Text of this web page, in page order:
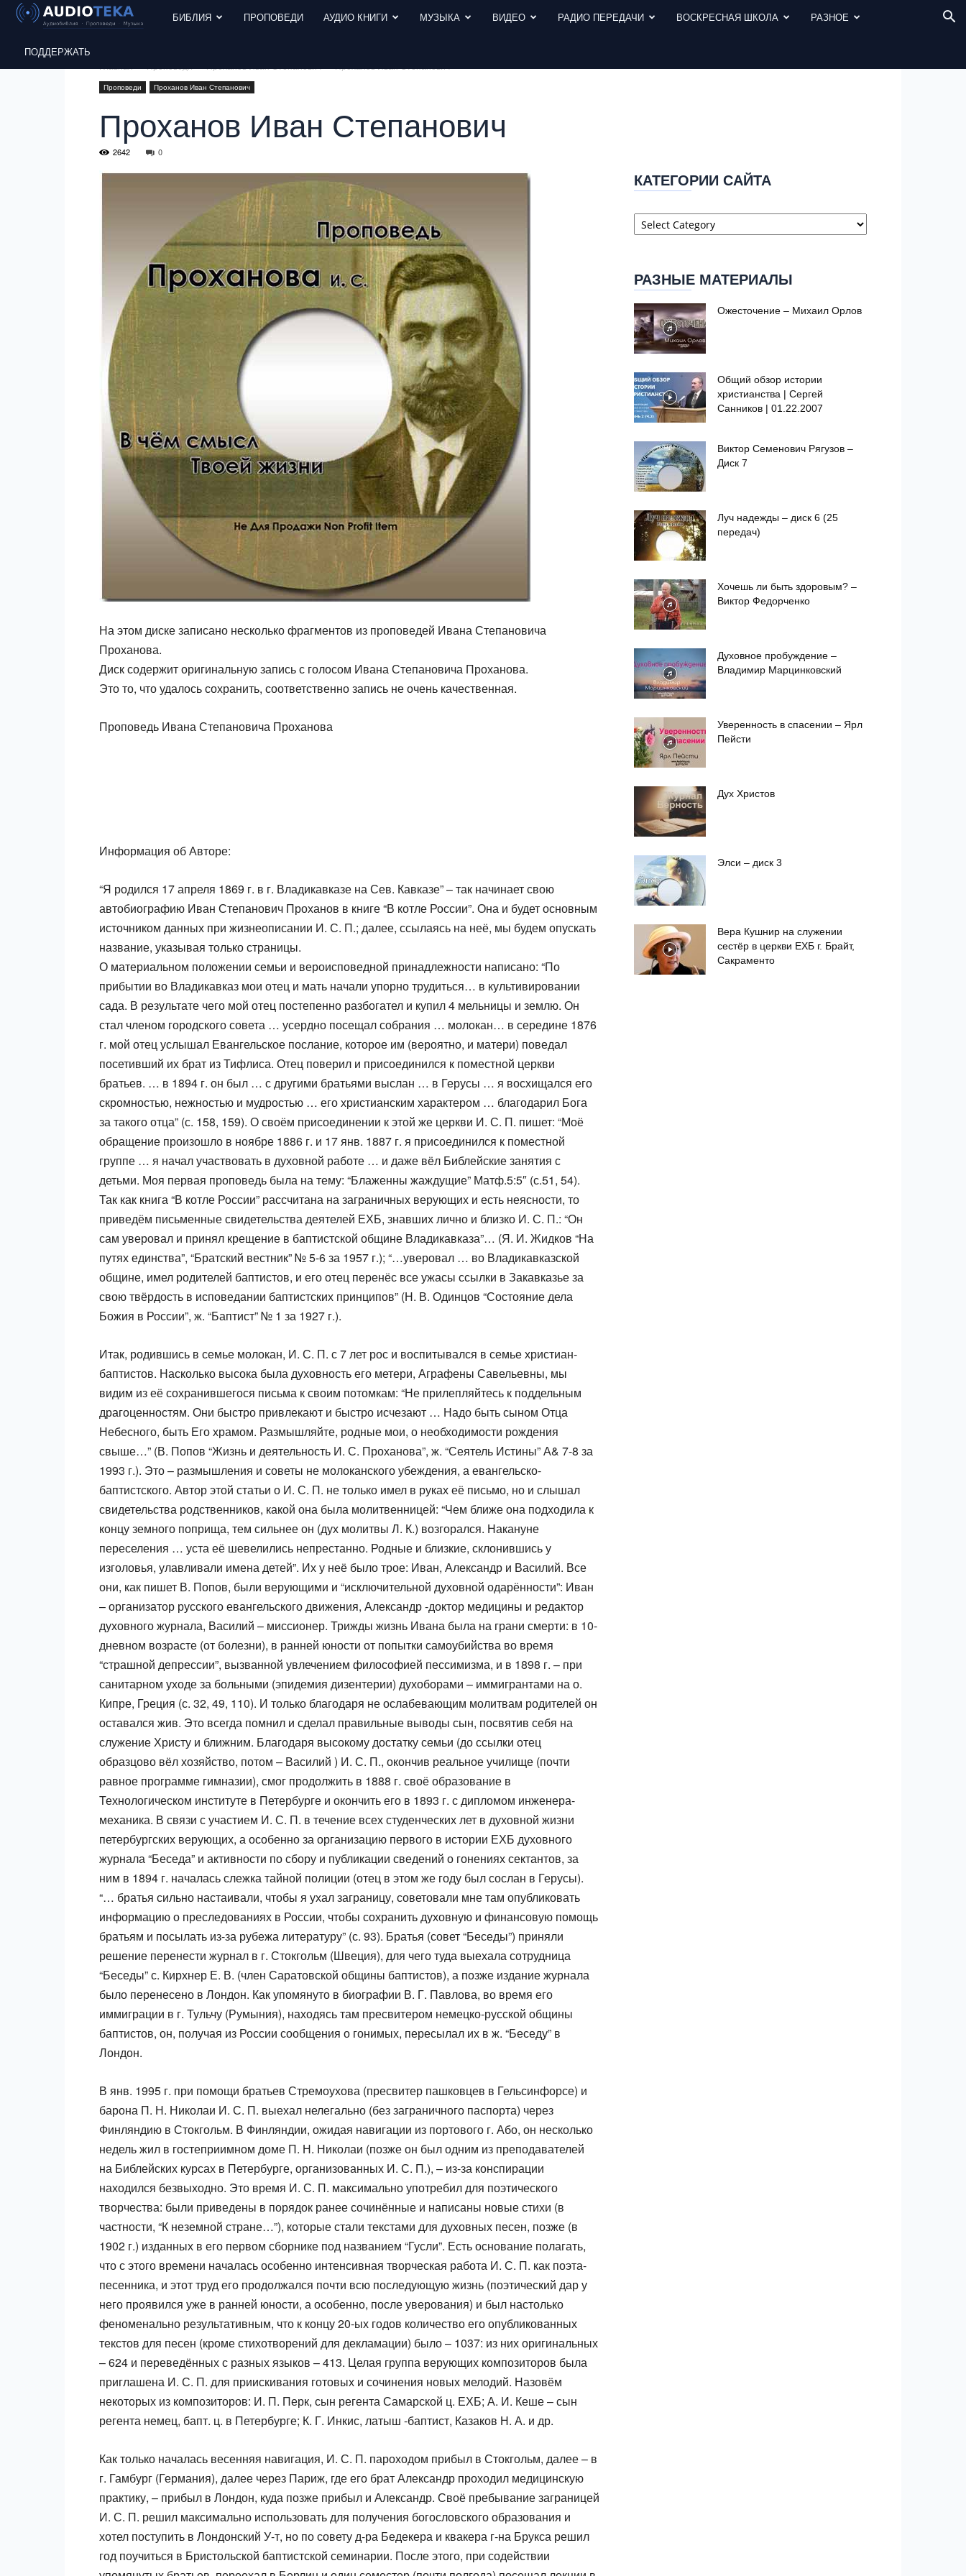
БИБЛИЯ ПРОПОВЕДИ АУДИО КНИГИ МУЗЫКА ВИДЕО РАДИО ПЕРЕДАЧИ ВОСКРЕСНАЯ ШКОЛА РАЗНОЕ
ПОДДЕРЖАТЬ
Проповеди Проханов Иван Степанович
Проханов Иван Степанович
2642 0
На этом диске записано несколько фрагментов из проповедей Ивана Степановича
Проханова.
Диск содержит оригинальную запись с голосом Ивана Степановича Проханова.
Это то, что удалось сохранить, соответственно запись не очень качественная.
Проповедь Ивана Степановича Проханова
Информация об Авторе:
“Я родился 17 апреля 1869 г. в г. Владикавказе на Сев. Кавказе” – так начинает свою
автобиографию Иван Степанович Проханов в книге “В котле России”. Она и будет основным
источником данных при жизнеописании И. С. П.; далее, ссылаясь на неё, мы будем опускать
название, указывая только страницы.
О материальном положении семьи и вероисповедной принадлежности написано: “По
прибытии во Владикавказ мои отец и мать начали упорно трудиться… в культивировании
сада. В результате чего мой отец постепенно разбогател и купил 4 мельницы и землю. Он
стал членом городского совета … усердно посещал собрания … молокан… в середине 1876
г. мой отец услышал Евангельское послание, которое им (вероятно, и матери) поведал
посетивший их брат из Тифлиса. Отец поверил и присоединился к поместной церкви
братьев. … в 1894 г. он был … с другими братьями выслан … в Герусы … я восхищался его
скромностью, нежностью и мудростью … его христианским характером … благодарил Бога
за такого отца” (с. 158, 159). О своём присоединении к этой же церкви И. С. П. пишет: “Моё
обращение произошло в ноябре 1886 г. и 17 янв. 1887 г. я присоединился к поместной
группе … я начал участвовать в духовной работе … и даже вёл Библейские занятия с
детьми. Моя первая проповедь была на тему: “Блаженны жаждущие” Матф.5:5″ (с.51, 54).
Так как книга “В котле России” рассчитана на заграничных верующих и есть неясности, то
приведём письменные свидетельства деятелей ЕХБ, знавших лично и близко И. С. П.: “Он
сам уверовал и принял крещение в баптистской общине Владикавказа”… (Я. И. Жидков “На
путях единства”, “Братский вестник” № 5-6 за 1957 г.); “…уверовал … во Владикавказской
общине, имел родителей баптистов, и его отец перенёс все ужасы ссылки в Закавказье за
свою твёрдость в исповедании баптистских принципов” (Н. В. Одинцов “Состояние дела
Божия в России”, ж. “Баптист” № 1 за 1927 г.).
Итак, родившись в семье молокан, И. С. П. с 7 лет рос и воспитывался в семье христиан-
баптистов. Насколько высока была духовность его метери, Аграфены Савельевны, мы
видим из её сохранившегося письма к своим потомкам: “Не прилепляйтесь к поддельным
драгоценностям. Они быстро привлекают и быстро исчезают … Надо быть сыном Отца
Небесного, быть Его храмом. Размышляйте, родные мои, о необходимости рождения
свыше…” (В. Попов “Жизнь и деятельность И. С. Проханова”, ж. “Сеятель Истины” А& 7-8 за
1993 г.). Это – размышления и советы не молоканского убеждения, а евангельско-
баптистского. Автор этой статьи о И. С. П. не только имел в руках её письмо, но и слышал
свидетельства родственников, какой она была молитвенницей: “Чем ближе она подходила к
концу земного поприща, тем сильнее он (дух молитвы Л. К.) возгорался. Накануне
переселения … уста её шевелились непрестанно. Родные и близкие, склонившись у
изголовья, улавливали имена детей”. Их у неё было трое: Иван, Александр и Василий. Все
они, как пишет В. Попов, были верующими и “исключительной духовной одарённости”: Иван
– организатор русского евангельского движения, Александр -доктор медицины и редактор
духовного журнала, Василий – миссионер. Трижды жизнь Ивана была на грани смерти: в 10-
дневном возрасте (от болезни), в ранней юности от попытки самоубийства во время
“страшной депрессии”, вызванной увлечением философией пессимизма, и в 1898 г. – при
санитарном уходе за больными (эпидемия дизентерии) духоборами – иммигрантами на о.
Кипре, Греция (с. 32, 49, 110). И только благодаря не ослабевающим молитвам родителей он
оставался жив. Это всегда помнил и сделал правильные выводы сын, посвятив себя на
служение Христу и ближним. Благодаря высокому достатку семьи (до ссылки отец
образцово вёл хозяйство, потом – Василий ) И. С. П., окончив реальное училище (почти
равное программе гимназии), смог продолжить в 1888 г. своё образование в
Технологическом институте в Петербурге и окончить его в 1893 г. с дипломом инженера-
механика. В связи с участием И. С. П. в течение всех студенческих лет в духовной жизни
петербургских верующих, а особенно за организацию первого в истории ЕХБ духовного
журнала “Беседа” и активности по сбору и публикации сведений о гонениях сектантов, за
ним в 1894 г. началась слежка тайной полиции (отец в этом же году был сослан в Герусы).
“… братья сильно настаивали, чтобы я ухал заграницу, советовали мне там опубликовать
информацию о преследованиях в России, чтобы сохранить духовную и финансовую помощь
братьям и посылать из-за рубежа литературу” (с. 93). Братья (совет “Беседы”) приняли
решение перенести журнал в г. Стокгольм (Швеция), для чего туда выехала сотрудница
“Беседы” с. Кирхнер Е. В. (член Саратовской общины баптистов), а позже издание журнала
было перенесено в Лондон. Как упомянуто в биографии В. Г. Павлова, во время его
иммиграции в г. Тульчу (Румыния), находясь там пресвитером немецко-русской общины
баптистов, он, получая из России сообщения о гонимых, пересылал их в ж. “Беседу” в
Лондон.
В янв. 1995 г. при помощи братьев Стремоухова (пресвитер пашковцев в Гельсинфорсе) и
барона П. Н. Николаи И. С. П. выехал нелегально (без заграничного паспорта) через
Финляндию в Стокгольм. В Финляндии, ожидая навигации из портового г. Або, он несколько
недель жил в гостеприимном доме П. Н. Николаи (позже он был одним из преподавателей
на Библейских курсах в Петербурге, организованных И. С. П.), – из-за конспирации
находился безвыходно. Это время И. С. П. максимально употребил для поэтического
творчества: были приведены в порядок ранее сочинённые и написаны новые стихи (в
частности, “К неземной стране…”), которые стали текстами для духовных песен, позже (в
1902 г.) изданных в его первом сборнике под названием “Гусли”. Есть основание полагать,
что с этого времени началась особенно интенсивная творческая работа И. С. П. как поэта-
песенника, и этот труд его продолжался почти всю последующую жизнь (поэтический дар у
него проявился уже в ранней юности, а особенно, после уверования) и был настолько
феноменально результативным, что к концу 20-ых годов количество его опубликованных
текстов для песен (кроме стихотворений для декламации) было – 1037: из них оригинальных
– 624 и переведённых с разных языков – 413. Целая группа верующих композиторов была
приглашена И. С. П. для приискивания готовых и сочинения новых мелодий. Назовём
некоторых из композиторов: И. П. Перк, сын регента Самарской ц. ЕХБ; А. И. Кеше – сын
регента немец, бапт. ц. в Петербурге; К. Г. Инкис, латыш -баптист, Казаков Н. А. и др.
Как только началась весенняя навигация, И. С. П. пароходом прибыл в Стокгольм, далее – в
г. Гамбург (Германия), далее через Париж, где его брат Александр проходил медицинскую
практику, – прибыл в Лондон, куда позже прибыл и Александр. Своё пребывание заграницей
И. С. П. решил максимально использовать для получения богословского образования и
хотел поступить в Лондонский У-т, но по совету д-ра Бедекера и квакера г-на Брукса решил
год поучиться в Бристольской баптистской семинарии. После этого, при содействии
КАТЕГОРИИ САЙТА
Категории
сайта
РАЗНЫЕ МАТЕРИАЛЫ
Ожесточение – Михаил Орлов
Общий обзор истории
христианства | Сергей
Санников | 01.22.2007
Виктор Семенович Рягузов –
Диск 7
Луч надежды – диск 6 (25
передач)
Хочешь ли быть здоровым? –
Виктор Федорченко
Духовное пробуждение –
Владимир Марцинковский
Уверенность в спасении – Ярл
Пейсти
Дух Христов
Элси – диск 3
Вера Кушнир на служении
сестёр в церкви ЕХБ г. Брайт,
Сакраменто